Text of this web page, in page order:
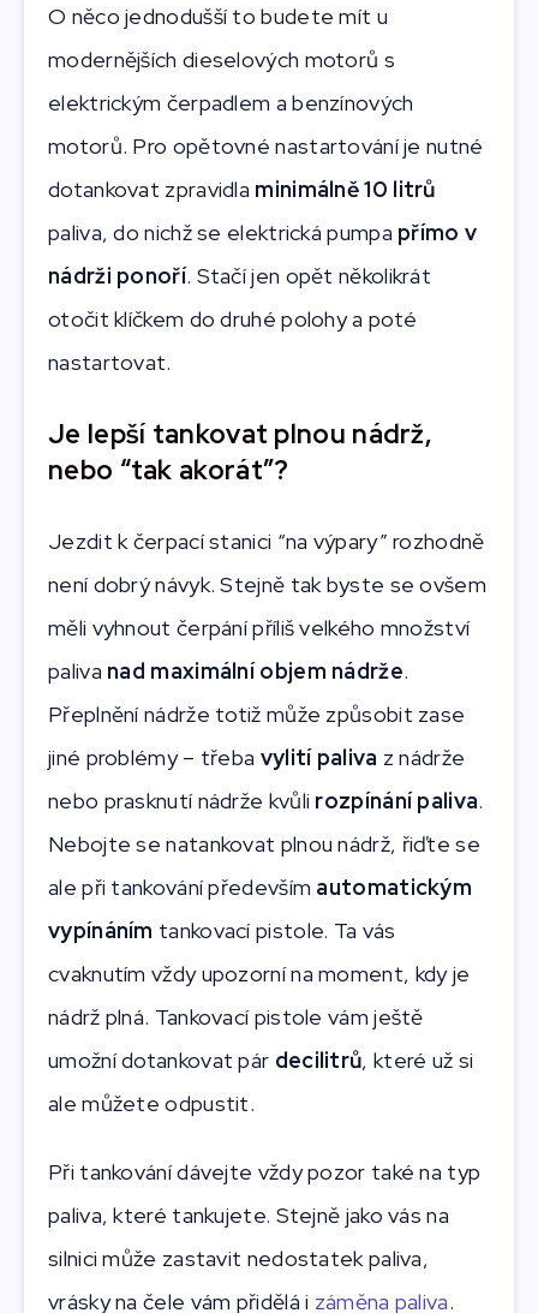
O něco jednodušší to budete mít u
modernějších dieselových motorů s
elektrickým čerpadlem a benzínových
motorů. Pro opětovné nastartování je nutné
dotankovat zpravidla minimálně 10 litrů
paliva, do nichž se elektrická pumpa přímo v
nádrži ponoří. Stačí jen opět několikrát
otočit klíčkem do druhé polohy a poté
nastartovat.
Je lepší tankovat plnou nádrž,
nebo “tak akorát”?
Jezdit k čerpací stanici “na výpary” rozhodně
není dobrý návyk. Stejně tak byste se ovšem
měli vyhnout čerpání příliš velkého množství
paliva nad maximální objem nádrže.
Přeplnění nádrže totiž může způsobit zase
jiné problémy – třeba vylití paliva z nádrže
nebo prasknutí nádrže kvůli rozpínání paliva.
Nebojte se natankovat plnou nádrž, řiďte se
ale při tankování především automatickým
vypínáním tankovací pistole. Ta vás
cvaknutím vždy upozorní na moment, kdy je
nádrž plná. Tankovací pistole vám ještě
umožní dotankovat pár decilitrů, které už si
ale můžete odpustit.
Při tankování dávejte vždy pozor také na typ
paliva, které tankujete. Stejně jako vás na
silnici může zastavit nedostatek paliva,
vrásky na čele vám přidělá i záměna paliva.